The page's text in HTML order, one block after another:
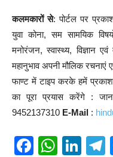
कलमकारों से: पोर्टल पर
युवा कोना, सम सामयिक
मनोरंजन, स्वास्थ्य, विज्ञान
महानुभाव अपनी मौलिक
फाण्ट में टाइप करके हमें
का पूरा प्रयास करेंगे :
9452137310 E-Mail :
F
W
Li